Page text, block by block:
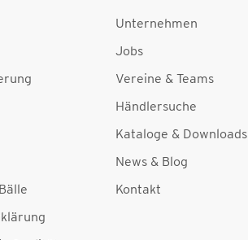
Unternehmen
Jobs
Vereine & Teams
Händlersuche
Kataloge & Downloads
News & Blog
Kontakt